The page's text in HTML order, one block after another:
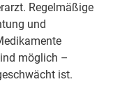
Regelmäßige
und
möglich –
ist.